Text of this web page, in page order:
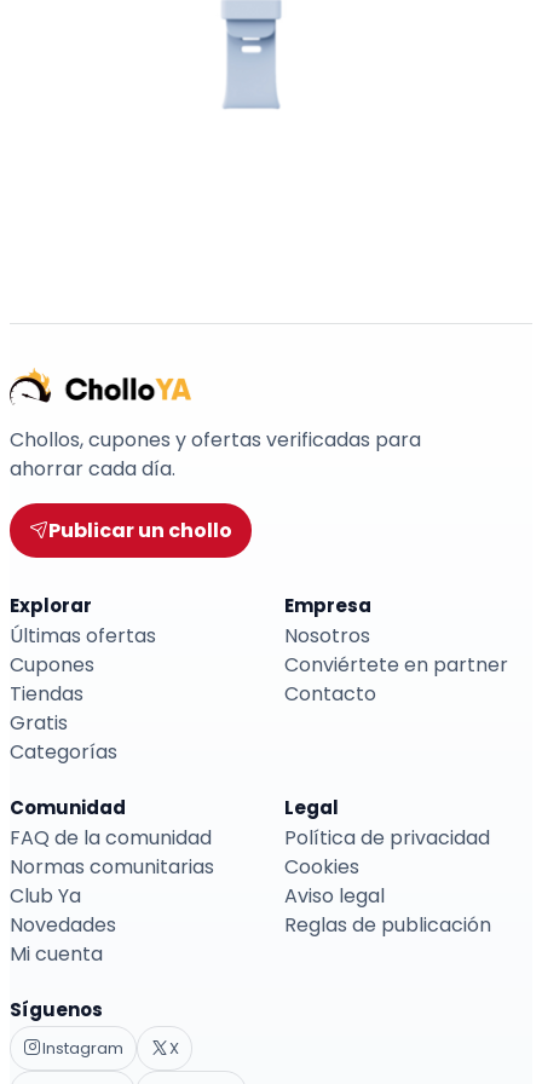
Chollos, cupones y ofertas verificadas para
ahorrar cada día.
Publicar un chollo
Explorar
Últimas ofertas
Cupones
Tiendas
Gratis
Categorías
Empresa
Nosotros
Conviértete en partner
Contacto
Comunidad
FAQ de la comunidad
Normas comunitarias
Club Ya
Novedades
Mi cuenta
Legal
Política de privacidad
Cookies
Aviso legal
Reglas de publicación
Síguenos
Instagram
X